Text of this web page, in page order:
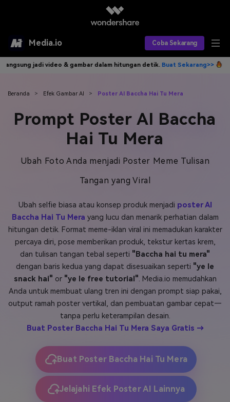
Media.io Coba Sekarang
Alat AI
AI Video
AI Gambar
Produk AI
Asisten Video AI
Editor Video AI
Editor Gambar AI
Find More Solutions >>
Efek AI
Efek Video
Efek Foto
FAQs Hubungi Kami
Tips & Tutorial AI
Postingan Terbaru
Jelajahi Lebih Banyak >>
Harga
Masuk
Berkreasi dengan AI
dalam hitungan detik. Buat Sekarang>> Tulis idemu, AI langsung
Beranda > Efek Gambar AI > Poster AI Baccha Hai Tu Mera
Prompt Poster AI Baccha
Hai Tu Mera
Ubah Foto Anda menjadi Poster Meme Tulisan
Tangan yang Viral
Ubah selfie biasa atau konsep produk menjadi poster AI
Baccha Hai Tu Mera yang lucu dan menarik perhatian dalam
hitungan detik. Format meme-iklan viral ini memadukan karakter
percaya diri, pose memberikan produk, tekstur kertas krem,
dan tulisan tangan tebal seperti "Baccha hai tu mera"
dengan baris kedua yang dapat disesuaikan seperti "ye le
snack hai" or "ye le free tutorial". Media.io memudahkan
Anda untuk membuat ulang tren ini dengan prompt siap pakai,
output ramah poster vertikal, dan pembuatan gambar cepat—
tanpa perlu keterampilan desain.
Buat Poster Baccha Hai Tu Mera Saya Gratis →
Buat Poster Baccha Hai Tu Mera
Jelajahi Efek Poster AI Lainnya